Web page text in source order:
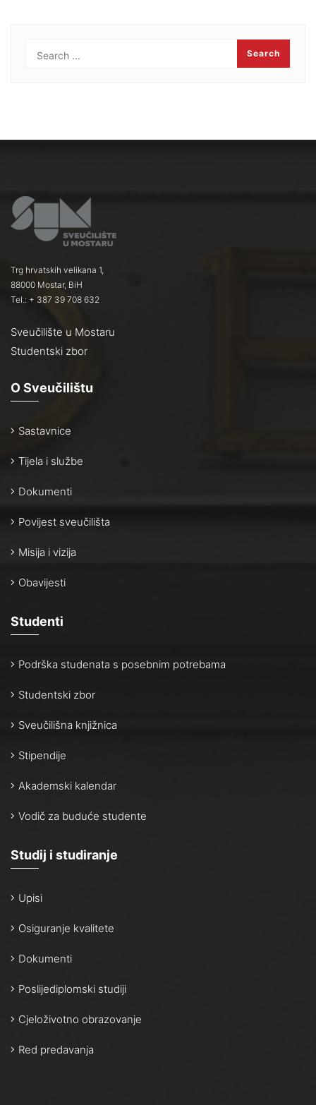
Trg hrvatskih velikana 1,
88000 Mostar, BiH
Tel.: + 387 39 708 632
Sveučilište u Mostaru
Studentski zbor
O Sveučilištu
Sastavnice
Tijela i službe
Dokumenti
Povijest sveučilišta
Misija i vizija
Obavijesti
Studenti
Podrška studenata s posebnim potrebama
Studentski zbor
Sveučilišna knjižnica
Stipendije
Akademski kalendar
Vodič za buduće studente
Studij i studiranje
Upisi
Osiguranje kvalitete
Dokumenti
Poslijediplomski studiji
Cjeloživotno obrazovanje
Red predavanja